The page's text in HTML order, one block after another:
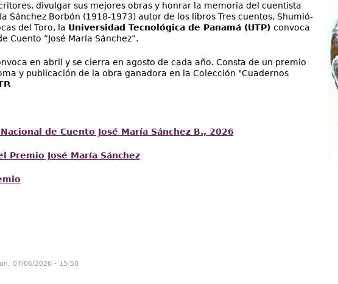
divulgar sus mejores obras y honrar la memoria del cuentista
Sánchez Borbón (1918-1973) autor de los libros Tres cuentos, Shumió-
del Toro, la Universidad Tecnológica de Panamá (UTP) convoca
Cuento “José María Sánchez”.
en abril y se cierra en agosto de cada año. Consta de un premio
y publicación de la obra ganadora en la Colección "Cuadernos
de Cuento José María Sánchez B., 2026
Premio José María Sánchez
07/06/2026 - 15:50